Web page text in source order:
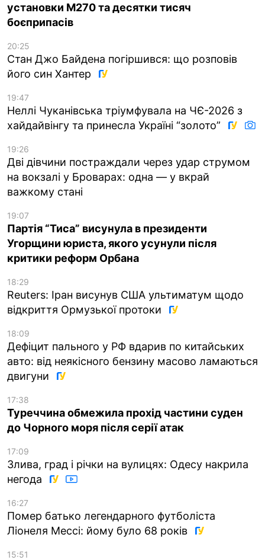
установки M270 та десятки тисяч
боєприпасів
20:25
Стан Джо Байдена погіршився: що розповів
його син Хантер
19:47
Неллі Чуканівська тріумфувала на ЧЄ-2026 з
хайдайвінгу та принесла Україні “золото”
19:26
Дві дівчини постраждали через удар струмом
на вокзалі у Броварах: одна — у вкрай
важкому стані
19:07
Партія “Тиса” висунула в президенти
Угорщини юриста, якого усунули після
критики реформ Орбана
18:29
Reuters: Іран висунув США ультиматум щодо
відкриття Ормузької протоки
18:09
Дефіцит пального у РФ вдарив по китайських
авто: від неякісного бензину масово ламаються
двигуни
17:38
Туреччина обмежила прохід частини суден
до Чорного моря після серії атак
17:09
Злива, град і річки на вулицях: Одесу накрила
негода
16:27
Помер батько легендарного футболіста
Ліонеля Мессі: йому було 68 років
15:51